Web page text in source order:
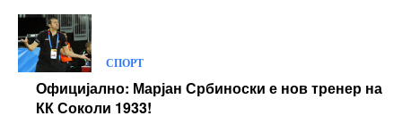
СПОРТ
Официјално: Марјан Србиноски е нов тренер на
КК Соколи 1933!